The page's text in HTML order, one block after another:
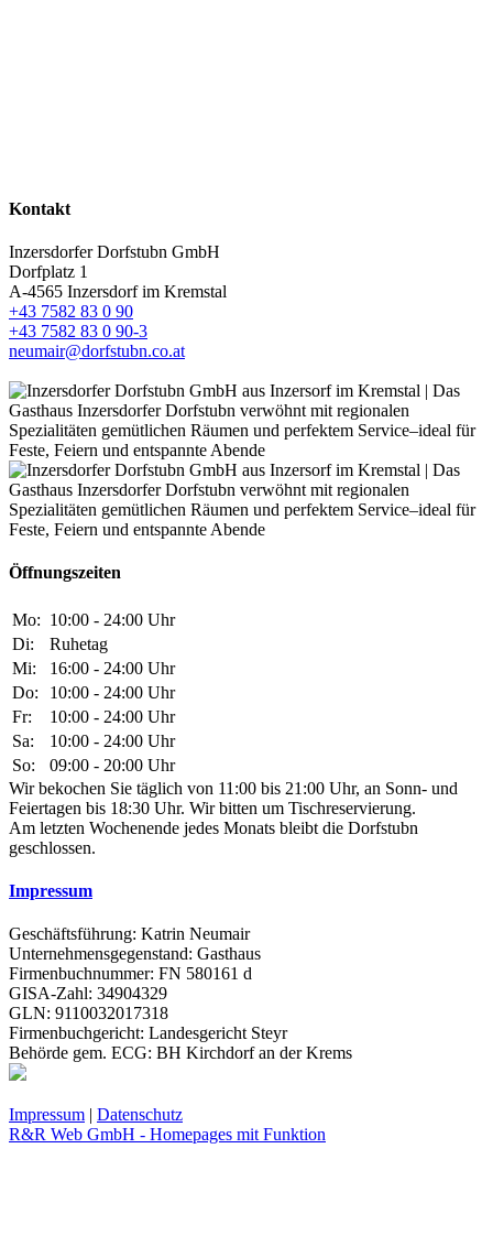
Kontakt
Inzersdorfer Dorfstubn GmbH
Dorfplatz 1
A-4565 Inzersdorf im Kremstal
+43 7582 83 0 90
+43 7582 83 0 90-3
neumair@dorfstubn.co.at
Öffnungszeiten
Mo: 10:00 - 24:00 Uhr
Di:
Ruhetag
Mi:
16:00 - 24:00 Uhr
Do:
10:00 - 24:00 Uhr
Fr:
10:00 - 24:00 Uhr
Sa:
10:00 - 24:00 Uhr
So:
09:00 - 20:00 Uhr
Wir bekochen Sie täglich von 11:00 bis 21:00 Uhr, an Sonn- und
Feiertagen bis 18:30 Uhr. Wir bitten um Tischreservierung.
Am letzten Wochenende jedes Monats bleibt die Dorfstubn
geschlossen.
Impressum
Geschäftsführung: Katrin Neumair
Unternehmensgegenstand: Gasthaus
Firmenbuchnummer: FN 580161 d
GISA-Zahl: 34904329
GLN: 9110032017318
Firmenbuchgericht: Landesgericht Steyr
Behörde gem. ECG: BH Kirchdorf an der Krems
Impressum | Datenschutz
R&R Web GmbH - Homepages mit Funktion